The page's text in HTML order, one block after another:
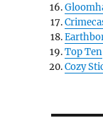
Top Ten
Cozy